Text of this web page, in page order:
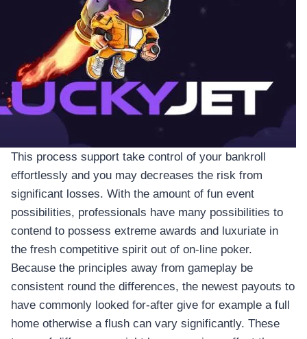
This process support take control of your bankroll
effortlessly and you may decreases the risk from
significant losses. With the amount of fun event
possibilities, professionals have many possibilities to
contend to possess extreme awards and luxuriate in
the fresh competitive spirit out of on-line poker.
Because the principles away from gameplay be
consistent round the differences, the newest payouts to
have commonly looked for-after give for example a full
home otherwise a flush can vary significantly. These